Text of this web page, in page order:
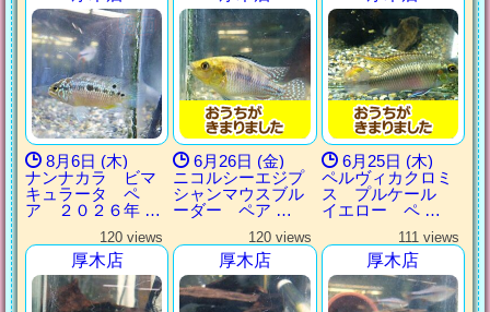
8月6日 (木)
ナンナカラ ビマ
キュラータ ペ
ア ２０２６年 …
6月26日 (金)
ニコルシーエジプ
シャンマウスブル
ーダー ペア …
6月25日 (木)
ペルヴィカクロミ
ス プルケール
イエロー ペ …
120 views
厚木店
120 views
厚木店
111 views
厚木店